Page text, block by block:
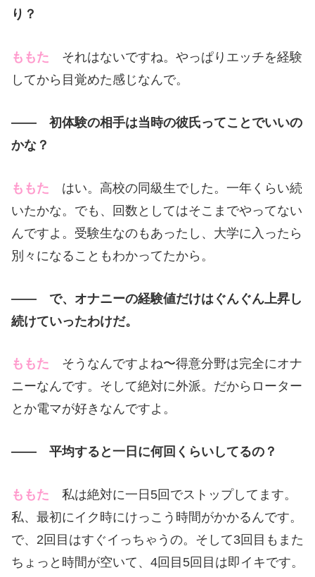
り？
ももた それはないですね。やっぱりエッチを経験
してから目覚めた感じなんで。
—— 初体験の相手は当時の彼氏ってことでいいの
かな？
ももた はい。高校の同級生でした。一年くらい続
いたかな。でも、回数としてはそこまでやってない
んですよ。受験生なのもあったし、大学に入ったら
別々になることもわかってたから。
—— で、オナニーの経験値だけはぐんぐん上昇し
続けていったわけだ。
ももた そうなんですよね〜得意分野は完全にオナ
ニーなんです。そして絶対に外派。だからローター
とか電マが好きなんですよ。
—— 平均すると一日に何回くらいしてるの？
ももた 私は絶対に一日5回でストップしてます。
私、最初にイク時にけっこう時間がかかるんです。
で、2回目はすぐイっちゃうの。そして3回目もまた
ちょっと時間が空いて、4回目5回目は即イキです。